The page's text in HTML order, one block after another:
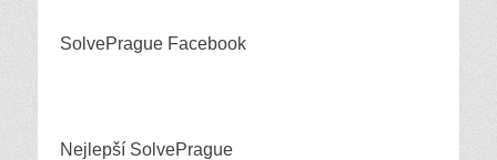
SolvePrague Facebook
Nejlepší SolvePrague